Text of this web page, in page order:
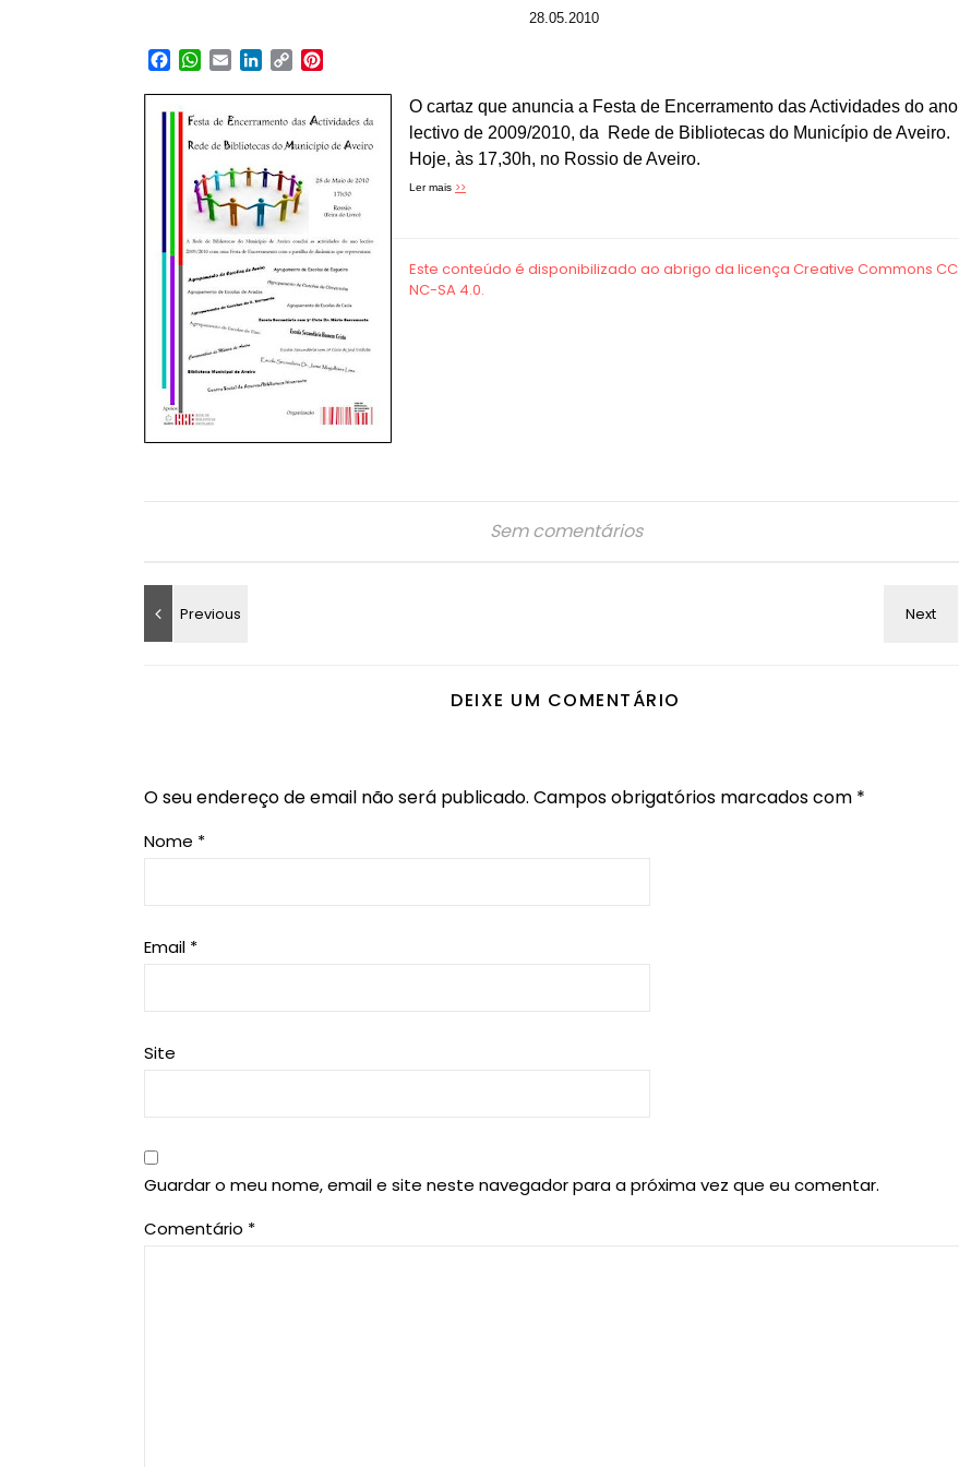
28.05.2010
Facebook
WhatsApp
EmailLinkedIn
Copy
O cartaz que anuncia a Festa de Encerramento das Actividades do ano
lectivo de 2009/2010, da Rede de Bibliotecas do Município de Aveiro.
Hoje, às 17,30h, no Rossio de Aveiro.
Ler mais >>
Sem comentários
DEIXE UM COMENTÁRIO
O seu endereço de email não será publicado. Campos obrigatórios marcados com *
Nome *
Email *
Site
Guardar o meu nome, email e site neste navegador para a próxima vez que eu comentar.
Comentário *